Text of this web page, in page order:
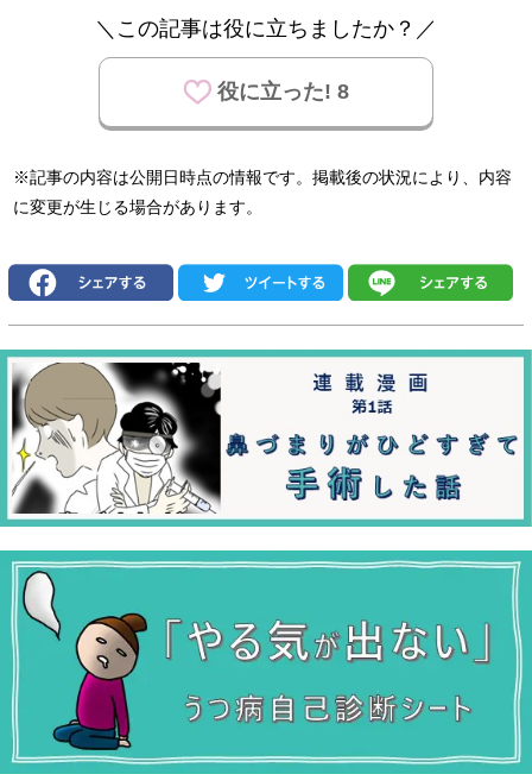
＼この記事は役に立ちましたか？／
役に立った! 8
※記事の内容は公開日時点の情報です。掲載後の状況により、内容
に変更が生じる場合があります。